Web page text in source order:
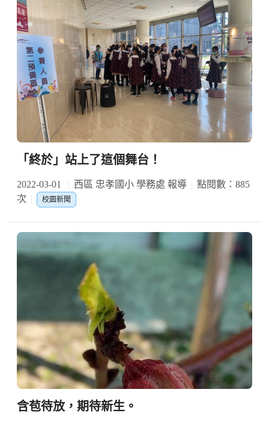
「終於」站上了這個舞台！
2022-03-01 西區 忠孝國小 學務處 報導
點閱數：885
次
校園新聞
含苞待放，期待新生。